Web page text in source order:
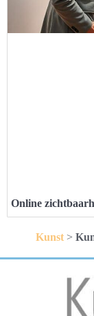
Online
Kunst>